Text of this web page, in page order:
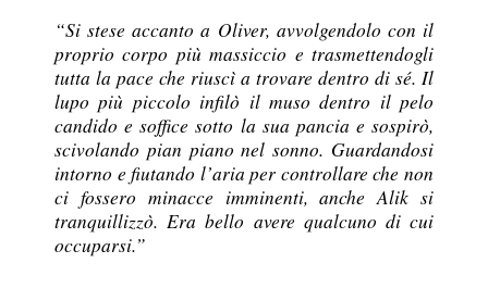
“Si stese accanto a Oliver, avvolgendolo con il
proprio corpo più massiccio e trasmettendogli
tutta la pace che riuscì a trovare dentro di sé. Il
lupo più piccolo infilò il muso dentro il pelo
candido e soffice sotto la sua pancia e sospirò,
scivolando pian piano nel sonno. Guardandosi
intorno e fiutando l’aria per controllare che non
ci fossero minacce imminenti, anche Alik si
tranquillizzò. Era bello avere qualcuno di cui
occuparsi.”